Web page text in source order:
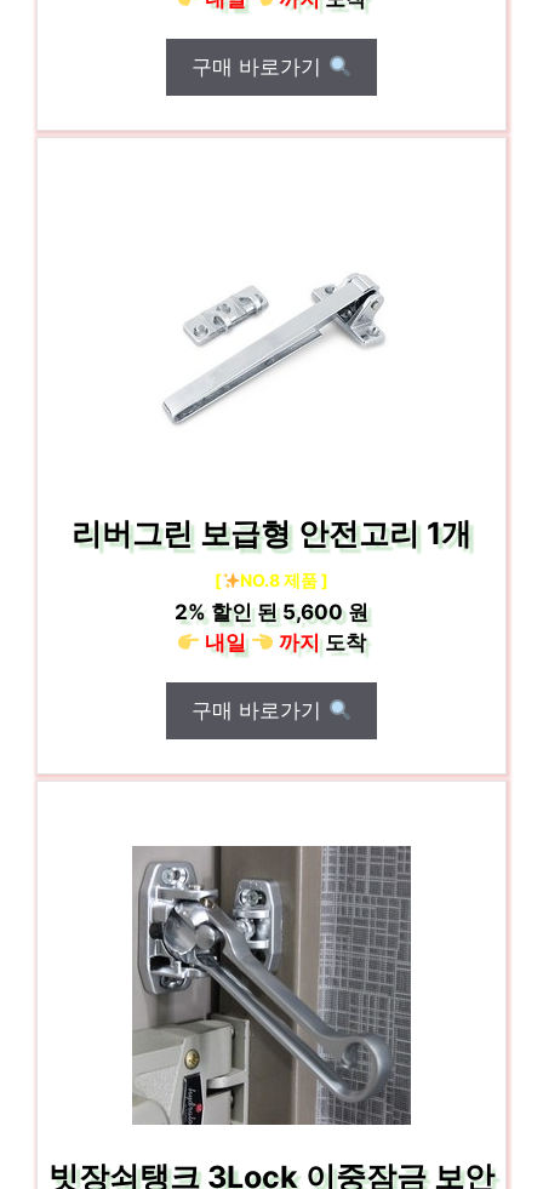
구매 바로가기
리버그린 보급형 안전고리 1개
[ NO.8 제품 ]
2%할인 된5,600 원
내일
까지도착
구매 바로가기
빗장쇠탱크 3Lock 이중잠금 보안